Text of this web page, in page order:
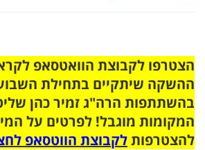
ההשקה שיתקיים בתחילת
בהשתתפות הרה"ג זמיר כהן
המקומות מוגבל! לפרטים על
להצטרפותלקבוצת הווטסאפ